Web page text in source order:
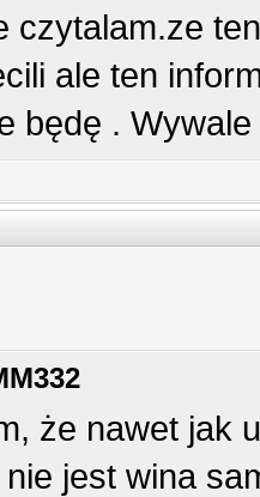
czytalam.ze
ale ten
będę .
że nawet jak
jest wina